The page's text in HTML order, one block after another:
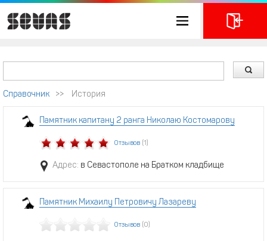
Справочник >> История
Памятник капитану 2 ранга Николаю Костомарову
Отзывов (1)
Адрес: в Севастополе на Братком кладбище
Памятник Михаилу Петровичу Лазареву
Отзывов (0)